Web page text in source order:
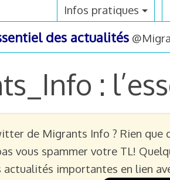
Infos pratiques
des actualités
:
de Migrants Info ? Rien que
vous spammer votre TL!
actualités importantes en lien